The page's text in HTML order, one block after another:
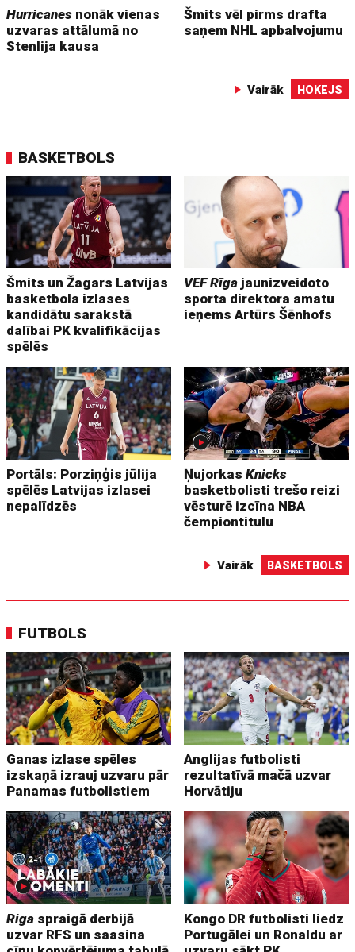
Hurricanes nonāk vienas
uzvaras attālumā no
Stenlija kausa
Šmits vēl pirms drafta
saņem NHL apbalvojumu
Vairāk HOKEJS
BASKETBOLS
Šmits un Žagars Latvijas
basketbola izlases
kandidātu sarakstā
dalībai PK kvalifikācijas
spēlēs
VEF Rīga jaunizveidoto
sporta direktora amatu
ieņems Artūrs Šēnhofs
Portāls: Porziņģis jūlija
spēlēs Latvijas izlasei
nepalīdzēs
ŅujorkasKnicks
basketbolisti trešo reizi
vēsturē izcīna NBA
čempiontitulu
Vairāk BASKETBOLS
FUTBOLS
Ganas izlase spēles
izskaņā izrauj uzvaru pār
Panamas futbolistiem
Anglijas futbolisti
rezultatīvā mačā uzvar
Horvātiju
Riga spraigā derbijā
uzvar RFS un saasina
Kongo DR futbolisti liedz
Portugālei un Ronaldu ar